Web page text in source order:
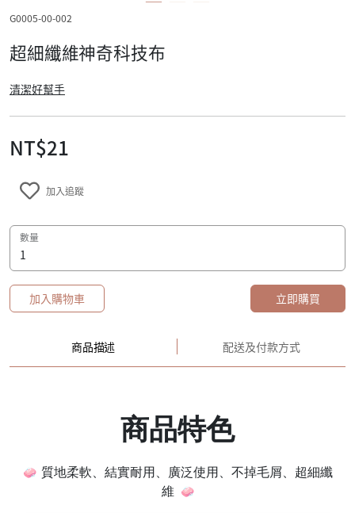
G0005-00-002
超細纖維神奇科技布
清潔好幫手
NT$21
加入追蹤
規格
數量
加入購物車 立即購買
商品描述 配送及付款方式
商品特色
🧼 質地柔軟、結實耐用、廣泛使用、不掉毛屑、超細纖
維 🧼